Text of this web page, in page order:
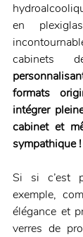
en
cabinets
formats
intégrer
cabinet et
sympathique !
Si si c’est
exemple,
élégance et
verres de